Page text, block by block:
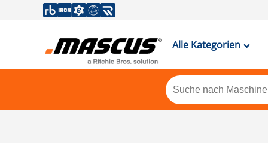
Alle Kategorien